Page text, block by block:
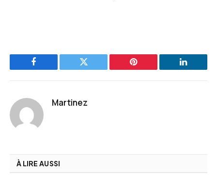
Facebook Twitter Pinterest LinkedIn
Martinez
À LIRE AUSSI